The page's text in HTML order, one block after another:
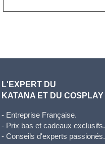
L'EXPERT DU
KATANA ET DU COSPLAY
- Entreprise Française.
- Prix bas et cadeaux exclusifs.
- Conseils d'experts passionés.